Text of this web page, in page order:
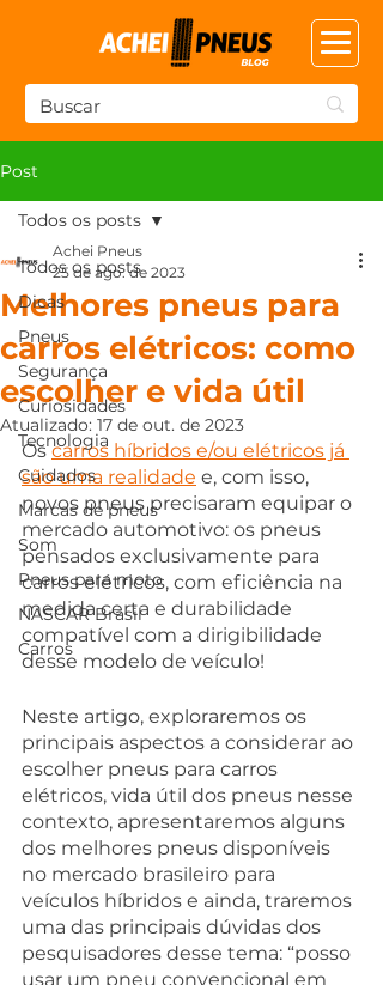
Post
Todos os posts
Dicas
Pneus
Segurança
Curiosidades
Tecnologia
Cuidados
Marcas de pneus
Som
Pneus para moto
NASCAR Brasil
Carros
Todos os posts
Melhores pneus para
carros elétricos: como
escolher e vida útil
Achei Pneus
25 de ago. de 2023
Atualizado: 17 de out. de 2023
Os carros híbridos e/ou elétricos já
são uma realidade e, com isso,
novos pneus precisaram equipar o
mercado automotivo: os pneus
pensados exclusivamente para
carros elétricos, com eficiência na
medida certa e durabilidade
compatível com a dirigibilidade
desse modelo de veículo!
Neste artigo, exploraremos os
principais aspectos a considerar ao
escolher pneus para carros
elétricos, vida útil dos pneus nesse
contexto, apresentaremos alguns
dos melhores pneus disponíveis
no mercado brasileiro para
veículos híbridos e ainda, traremos
uma das principais dúvidas dos
pesquisadores desse tema: “posso
usar um pneu convencional em